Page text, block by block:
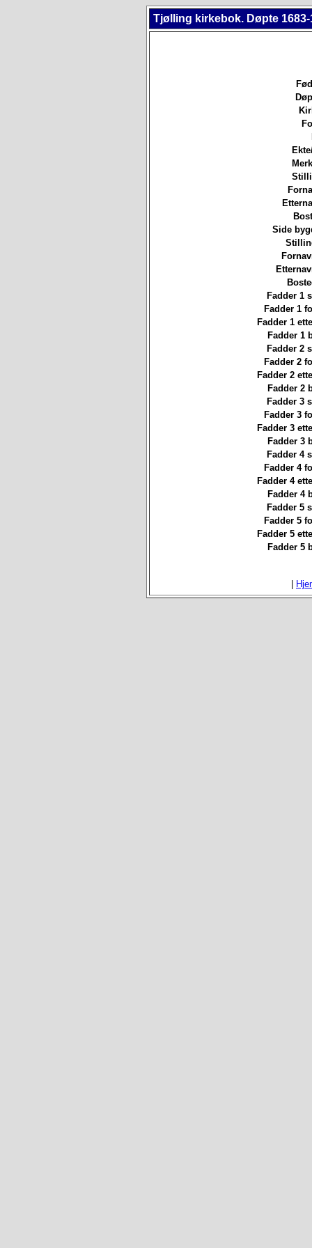
Tjølling kirkebok. Døpte 1683-
Side
Fadder 1
Fadder 1
Fadder 1
Fadder 1
Fadder 2
Fadder 2
Fadder 2
Fadder 2
Fadder 3
Fadder 3
Fadder 3
Fadder 3
Fadder 4
Fadder 4
Fadder 4
Fadder 4
Fadder 5
Fadder 5
Fadder 5
Fadder 5